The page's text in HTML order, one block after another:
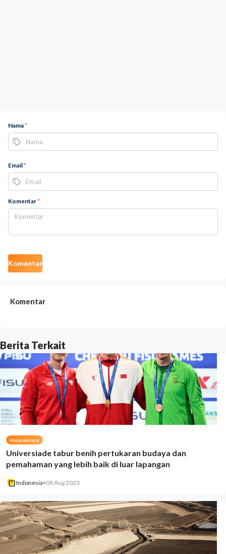
Nama*
Email*
Komentar*
Komentar
Komentar
Berita Terkait
Humaniora
Universiade tabur benih pertukaran budaya dan
pemahaman yang lebih baik di luar lapangan
Indonesia•08 Aug 2023